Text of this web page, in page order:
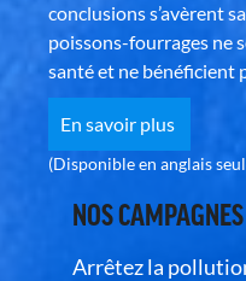
conclusions s’avèrent
poissons-fourrages ne
santé et ne bénéficient
En savoir plus
(Disponible en anglais
NOS CAMPAGNES
Arrêtez la